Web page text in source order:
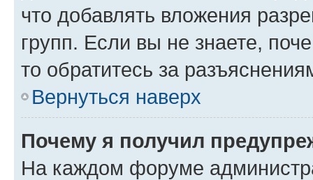
что добавлять вложения
групп. Если вы не знаете,
то обратитесь за
Вернуться наверх
Почему я получил
На каждом форуме